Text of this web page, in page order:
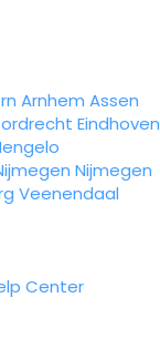
Arnhem Assen
Eindhoven
Nijmegen
Veenendaal
Center